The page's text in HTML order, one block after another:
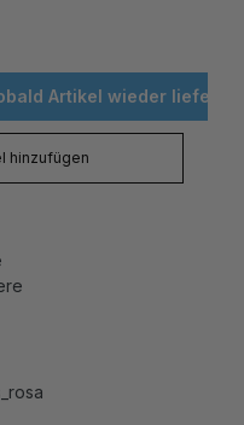
Artikel wieder
hinzufügen